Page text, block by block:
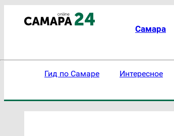
Самара
Гид по Самаре Интересное